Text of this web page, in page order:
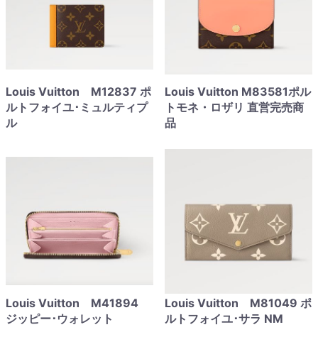
Louis Vuitton M12837 ポ
ルトフォイユ･ミュルティプ
ル
Louis Vuitton M83581ポル
トモネ・ロザリ 直営完売商
品
Louis Vuitton M41894
ジッピー･ウォレット
Louis Vuitton M81049 ポ
ルトフォイユ･サラ NM